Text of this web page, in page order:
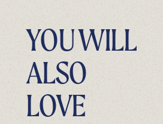
YOU WILL
ALSO
LOVE